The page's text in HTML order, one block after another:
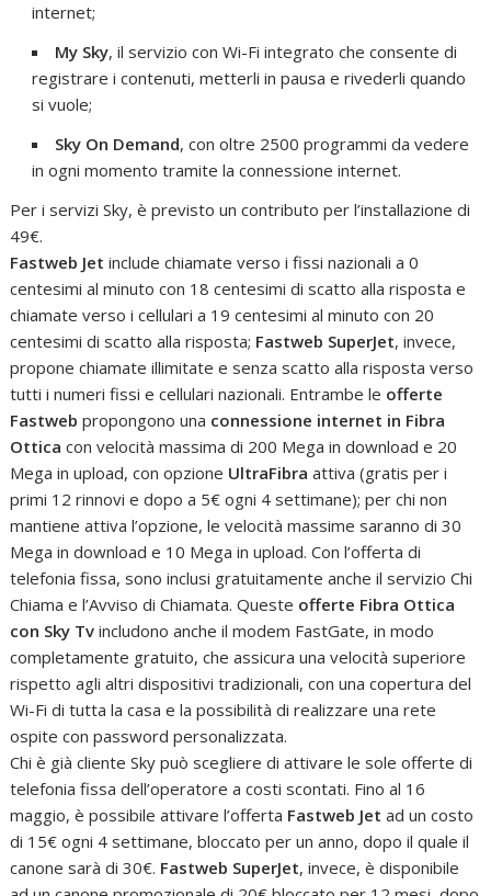
internet;
My Sky, il servizio con Wi-Fi integrato che consente di
registrare i contenuti, metterli in pausa e rivederli quando
si vuole;
Sky On Demand, con oltre 2500 programmi da vedere
in ogni momento tramite la connessione internet.
Per i servizi Sky, è previsto un contributo per l’installazione di
49€.
Fastweb Jet include chiamate verso i fissi nazionali a 0
centesimi al minuto con 18 centesimi di scatto alla risposta e
chiamate verso i cellulari a 19 centesimi al minuto con 20
centesimi di scatto alla risposta; Fastweb SuperJet, invece,
propone chiamate illimitate e senza scatto alla risposta verso
tutti i numeri fissi e cellulari nazionali. Entrambe le offerte
Fastweb propongono una connessione internet in Fibra
Ottica con velocità massima di 200 Mega in download e 20
Mega in upload, con opzione UltraFibra attiva (gratis per i
primi 12 rinnovi e dopo a 5€ ogni 4 settimane); per chi non
mantiene attiva l’opzione, le velocità massime saranno di 30
Mega in download e 10 Mega in upload. Con l’offerta di
telefonia fissa, sono inclusi gratuitamente anche il servizio Chi
Chiama e l’Avviso di Chiamata. Queste offerte Fibra Ottica
con Sky Tv includono anche il modem FastGate, in modo
completamente gratuito, che assicura una velocità superiore
rispetto agli altri dispositivi tradizionali, con una copertura del
Wi-Fi di tutta la casa e la possibilità di realizzare una rete
ospite con password personalizzata.
Chi è già cliente Sky può scegliere di attivare le sole offerte di
telefonia fissa dell’operatore a costi scontati. Fino al 16
maggio, è possibile attivare l’offerta Fastweb Jet ad un costo
di 15€ ogni 4 settimane, bloccato per un anno, dopo il quale il
canone sarà di 30€. Fastweb SuperJet, invece, è disponibile